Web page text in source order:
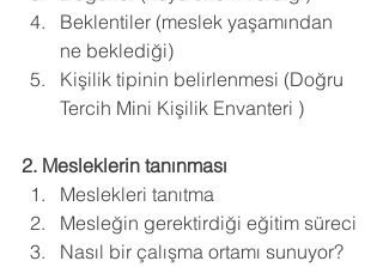
Beklentiler (meslek yaşamından
ne beklediği)
Kişilik tipinin belirlenmesi (Doğru
Tercih Mini Kişilik Envanteri )
2. Mesleklerin tanınması
Meslekleri tanıtma
Mesleğin gerektirdiği eğitim süreci
Nasıl bir çalışma ortamı sunuyor?